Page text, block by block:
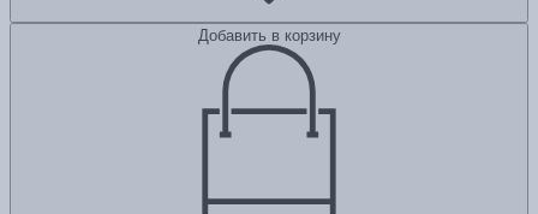
Добавить в корзину